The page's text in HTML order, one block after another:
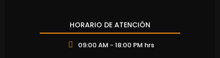
HORARIO DE ATENCIÓN
09:00 AM - 18:00 PM hrs